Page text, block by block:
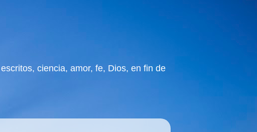
ciencia, amor, fe, Dios, en fin de